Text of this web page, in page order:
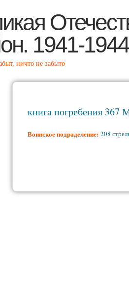
1941-1944
ничто не забыто
книга погребения 367
Воинское подраделение: 208